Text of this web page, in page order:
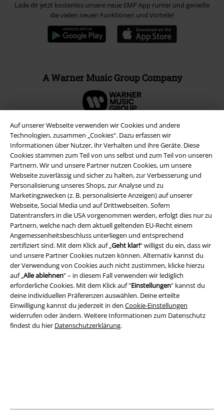
Auf unserer Webseite verwenden wir Cookies und andere
Technologien, zusammen „Cookies“. Dazu erfassen wir
Informationen über Nutzer, ihr Verhalten und ihre Geräte. Diese
Cookies stammen zum Teil von uns selbst und zum Teil von unseren
Partnern. Wir und unsere Partner nutzen Cookies, um unsere
Webseite zuverlässig und sicher zu halten, zur Verbesserung und
Personalisierung unseres Shops, zur Analyse und zu
Marketingzwecken (z. B. personalisierte Anzeigen) auf unserer
Webseite, Social Media und auf Drittwebseiten. Sofern
Datentransfers in die USA vorgenommen werden, erfolgt dies nur zu
Partnern, welche nach dem aktuell geltenden EU-Recht einem
Angemessenheitsbeschluss unterliegen und entsprechend
zertifiziert sind. Mit dem Klick auf „ Geht klar!“ willigst du ein, dass wir
und unsere Partner Cookies nutzen können. Alternativ kannst du
der Verwendung von Cookies auch nicht zustimmen, klicke hierzu
auf „ Alle ablehnen“ – in diesem Fall verwenden wir lediglich
erforderliche Cookies. Mit dem Klick auf "Einstellungen" kannst du
deine individuellen Präferenzen auswählen. Deine erteilte
Einwilligung kannst du jederzeit in den Cookie-Einstellungen
widerrufen oder ändern. Weitere Informationen zum Datenschutz
findest du hier Datenschutzerklärung.
Lade dir jetzt kostenlos unsere neue EMP App runter und genieße
die vielen neuen Funktionen und Vorteile!
A Warner Music Group Company
Rechtliches
AGB
Impressum
Datenschutz
Entsorgung und Umweltschutz
Konformitätserklärung